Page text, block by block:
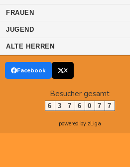
FRAUEN
JUGEND
ALTE HERREN
Facebook X
Besucher gesamt
6 3 7 6 0 7 7
powered by zLiga